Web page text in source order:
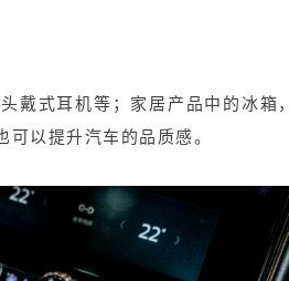
戴式耳机等；家居产品中的冰箱，
以提升汽车的品质感。